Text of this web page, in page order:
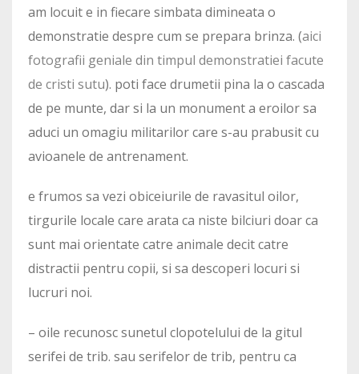
am locuit e in fiecare simbata dimineata o
demonstratie despre cum se prepara brinza. (aici
fotografii geniale din timpul demonstratiei facute
de cristi sutu). poti face drumetii pina la o cascada
de pe munte, dar si la un monument a eroilor sa
aduci un omagiu militarilor care s-au prabusit cu
avioanele de antrenament.
e frumos sa vezi obiceiurile de ravasitul oilor,
tirgurile locale care arata ca niste bilciuri doar ca
sunt mai orientate catre animale decit catre
distractii pentru copii, si sa descoperi locuri si
lucruri noi.
– oile recunosc sunetul clopotelului de la gitul
serifei de trib. sau serifelor de trib, pentru ca